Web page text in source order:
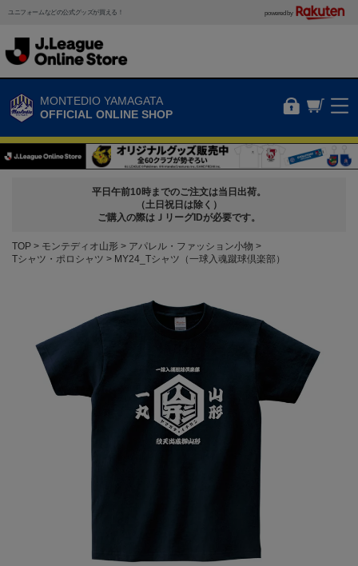
ユニフォームなどの公式グッズが買える！ powered by
MONTEDIO YAMAGATA
OFFICIAL ONLINE SHOP
平日午前10時までのご注文は当日出荷。
（土日祝日は除く）
ご購入の際はＪリーグIDが必要です。
TOP モンテディオ山形
アパレル・ファッション小物
Tシャツ・ポロシャツ
MY24_Tシャツ（一球入魂蹴球倶楽部）